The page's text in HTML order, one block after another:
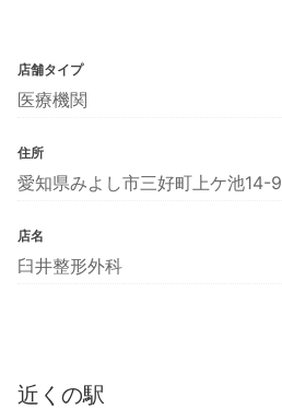
店舗タイプ
医療機関
住所
愛知県みよし市三好町上ケ池14-9
店名
臼井整形外科
近くの駅